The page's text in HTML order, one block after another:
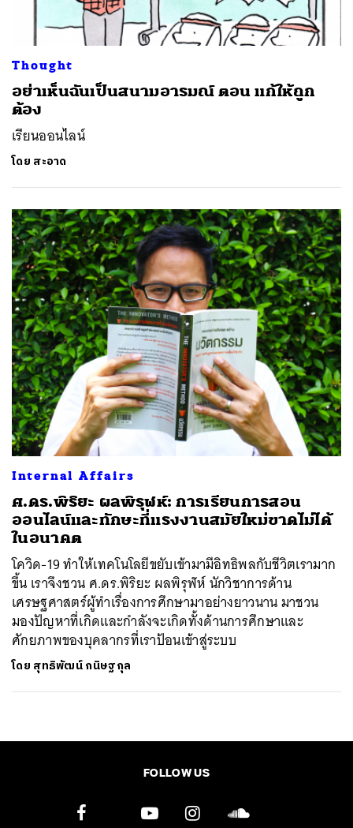
Thought
อย่าเห็นฉันเป็นสนามอารมณ์ ตอน แก้ให้ถูก
ต้อง
เรียนออนไลน์
โดย สะอาด
Internal Affairs
ศ.ดร.พิริยะ ผลพิรุฬห์: การเรียนการสอน
ออนไลน์และทักษะที่แรงงานสมัยใหม่ขาดไม่ได้
ในอนาคต
โควิด-19 ทำให้เทคโนโลยีขยับเข้ามามีอิทธิพลกับชีวิตเรามาก
ขึ้น เราจึงชวน ศ.ดร.พิริยะ ผลพิรุฬห์ นักวิชาการด้าน
เศรษฐศาสตร์ผู้ทำเรื่องการศึกษามาอย่างยาวนาน มาชวน
มองปัญหาที่เกิดและกำลังจะเกิดทั้งด้านการศึกษาและ
ศักยภาพของบุคลากรที่เราป้อนเข้าสู่ระบบ
โดย สุทธิพัฒน์ กนิษฐกุล
FOLLOW US